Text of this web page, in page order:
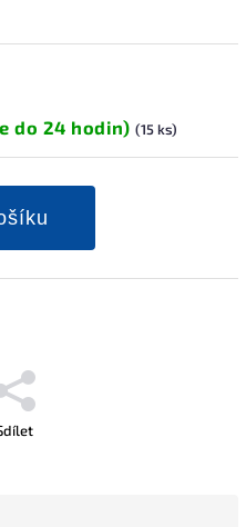
do 24 hodin) (15 ks)